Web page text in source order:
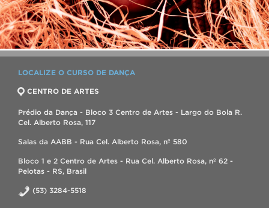
LOCALIZE O CURSO DE DANÇA
CENTRO DE ARTES
Prédio da Dança - Bloco 3 Centro de Artes - Largo do Bola R.
Cel. Alberto Rosa, 117
Salas da AABB - Rua Cel. Alberto Rosa, nº 580
Bloco 1 e 2 Centro de Artes - Rua Cel. Alberto Rosa, nº 62 -
Pelotas - RS, Brasil
(53) 3284-5518